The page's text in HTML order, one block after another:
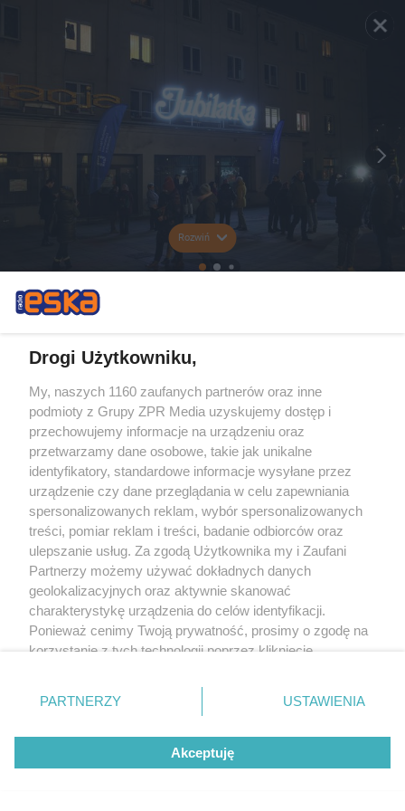
Rozwiń
Drogi Użytkowniku,
My, naszych 1160 zaufanych partnerów oraz inne
podmioty z Grupy ZPR Media uzyskujemy dostęp i
przechowujemy informacje na urządzeniu oraz
przetwarzamy dane osobowe, takie jak unikalne
identyfikatory, standardowe informacje wysyłane przez
urządzenie czy dane przeglądania w celu zapewniania
spersonalizowanych reklam, wybór spersonalizowanych
treści, pomiar reklam i treści, badanie odbiorców oraz
ulepszanie usług. Za zgodą Użytkownika my i Zaufani
Partnerzy możemy używać dokładnych danych
geolokalizacyjnych oraz aktywnie skanować
charakterystykę urządzenia do celów identyfikacji.
Ponieważ cenimy Twoją prywatność, prosimy o zgodę na
korzystanie z tych technologii poprzez kliknięcie
zmienić/wycofać klikając przycisk ustawień prywatności
znajdujący się w lewym dolnym rogu strony
rodzaje przetwarzania danych nie wymagają zgody
użytkownika, ale masz prawo sprzeciwić się takiemu
przetwarzaniu. Preferencje będą miały zastosowanie tylko
PARTNERZY USTAWIENIA
Akceptuję